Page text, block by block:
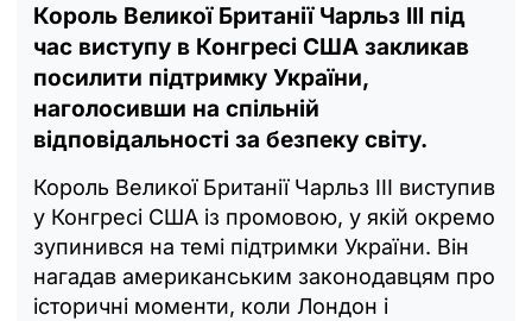
Король Великої Британії Чарльз III під
час виступу в Конгресі США закликав
посилити підтримку України,
наголосивши на спільній
відповідальності за безпеку світу.
Король Великої Британії Чарльз III виступив
у Конгресі США із промовою, у якій окремо
зупинився на темі підтримки України. Він
нагадав американським законодавцям про
історичні моменти, коли Лондон і